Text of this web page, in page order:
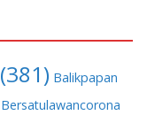
(381) Balikpapan
Bersatulawancorona